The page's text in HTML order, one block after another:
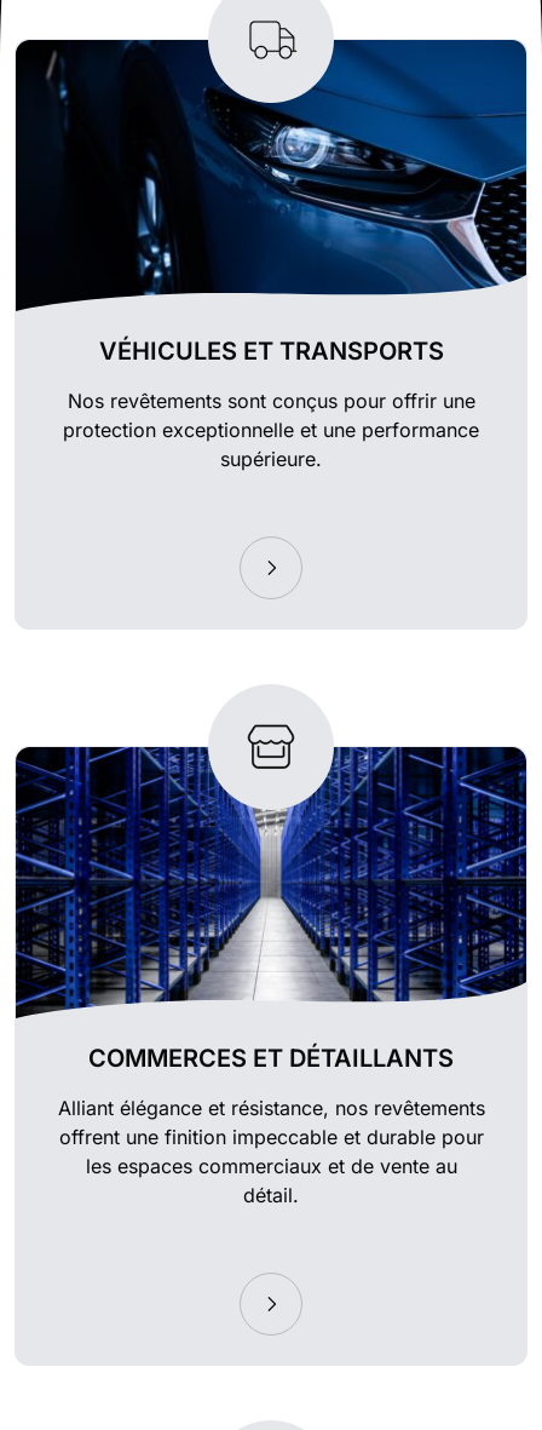
VÉHICULES ET TRANSPORTS
Nos revêtements sont conçus pour offrir une
protection exceptionnelle et une performance
supérieure.
COMMERCES ET DÉTAILLANTS
Alliant élégance et résistance, nos revêtements
offrent une finition impeccable et durable pour
les espaces commerciaux et de vente au
détail.